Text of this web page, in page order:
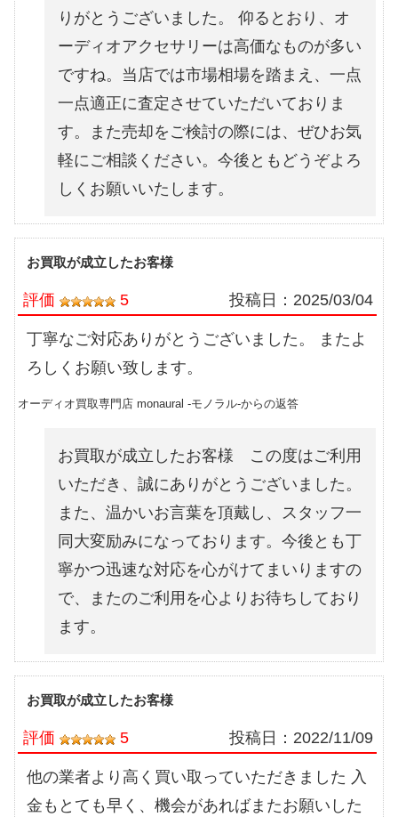
りがとうございました。 仰るとおり、オ
ーディオアクセサリーは高価なものが多い
ですね。当店では市場相場を踏まえ、一点
一点適正に査定させていただいておりま
す。また売却をご検討の際には、ぜひお気
軽にご相談ください。今後ともどうぞよろ
しくお願いいたします。
お買取が成立したお客様
評価 5 投稿日： 2025/03/04
丁寧なご対応ありがとうございました。 またよ
ろしくお願い致します。
オーディオ買取専門店 monaural -モノラル-からの返答
お買取が成立したお客様 この度はご利用
いただき、誠にありがとうございました。
また、温かいお言葉を頂戴し、スタッフ一
同大変励みになっております。今後とも丁
寧かつ迅速な対応を心がけてまいりますの
で、またのご利用を心よりお待ちしており
ます。
お買取が成立したお客様
評価 5 投稿日： 2022/11/09
他の業者より高く買い取っていただきました 入
金もとても早く、機会があればまたお願いした